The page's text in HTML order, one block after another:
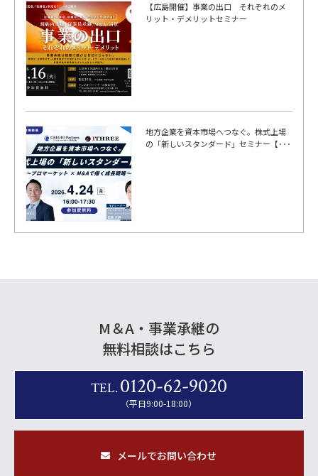
【広島開催】事業の出口 それぞれのメ
リット・デメリットセミナー
地方企業を資本市場へつなぐ。株式上場
の「新しいスタンダード」セミナー【･･･
M＆A・事業承継の
無料相談はこちら
TEL.0120-62-9020
（平日9:00-18:00）
メールでお問い合わせ